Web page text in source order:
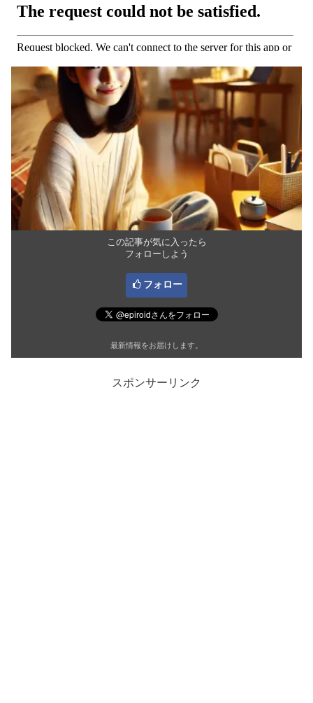
この記事が気に入ったら
フォローしよう
フォロー
最新情報をお届けします。
スポンサーリンク